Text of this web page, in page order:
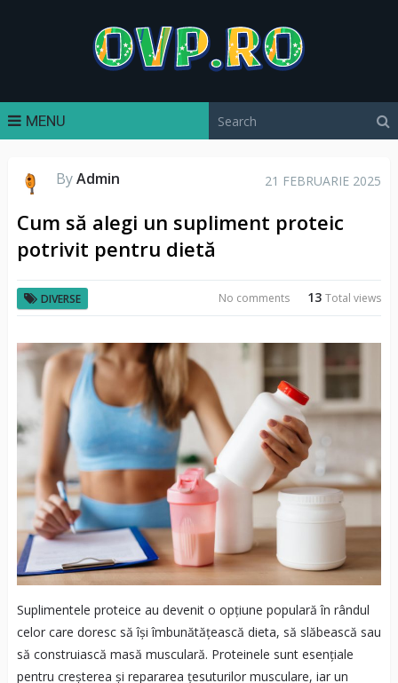
MENU
ByAdmin 21 FEBRUARIE 2025
Cum să alegi un supliment proteic
potrivit pentru dietă
DIVERSE 13Total views
No comments
Suplimentele proteice au devenit o opțiune populară în rândul
celor care doresc să își îmbunătățească dieta, să slăbească sau
să construiască masă musculară. Proteinele sunt esențiale
pentru creșterea și repararea țesuturilor musculare, iar un